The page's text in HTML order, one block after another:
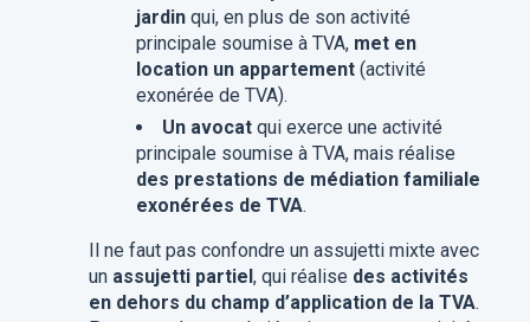
jardinqui, en plus de son activité
principale soumise à TVA, met en
location un appartement(activité
exonérée de TVA).
Un avocatqui exerce une activité
principale soumise à TVA, mais réalise
des prestations de médiation familiale
exonérées de TVA.
Il ne faut pas confondre un assujetti mixte avec
un assujetti partiel, qui réalise des activités
en dehors du champ d’application de la TVA.